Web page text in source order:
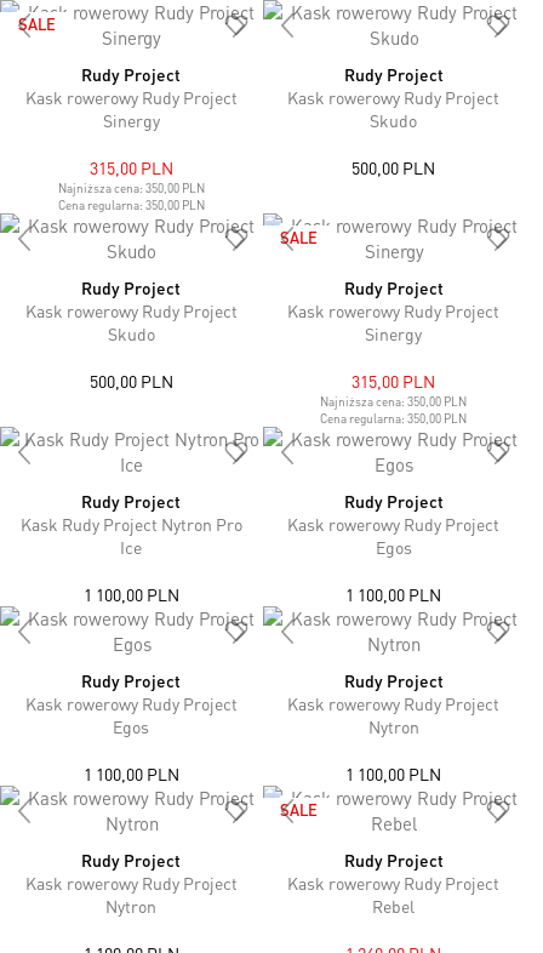
SALE
Rudy Project
Kask rowerowy Rudy Project
Sinergy
315,00 PLN
Najniższa cena: 350,00 PLN
Cena regularna: 350,00 PLN
Rudy Project
Kask rowerowy Rudy Project
Skudo
500,00 PLN
Rudy Project
Kask rowerowy Rudy Project
Skudo
500,00 PLN
SALE
Rudy Project
Kask rowerowy Rudy Project
Sinergy
315,00 PLN
Najniższa cena:350,00 PLN
Cena regularna:350,00 PLN
Rudy Project
Kask Rudy Project Nytron Pro
Ice
1 100,00 PLN
Rudy Project
Kask rowerowy Rudy Project
Egos
1 100,00 PLN
Rudy Project
Kask rowerowy Rudy Project
Egos
1 100,00 PLN
Rudy Project
Kask rowerowy Rudy Project
Nytron
1 100,00 PLN
Rudy Project
Kask rowerowy Rudy Project
Nytron
SALE
Rudy Project
Kask rowerowy Rudy Project
Rebel